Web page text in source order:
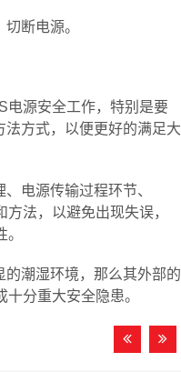
断电源。
电源安全工作，特别是要
方式，以便更好的满足大
电源传输过程环节、
法，以避免出现失误，
潮湿环境，那么其外部的
分重大安全隐患。